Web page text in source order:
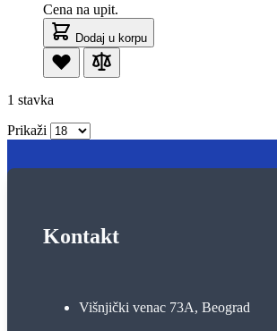
Cena na upit.
Dodaj u korpu
1 stavka
Prikaži
Kontakt
Višnjički venac 73A, Beograd